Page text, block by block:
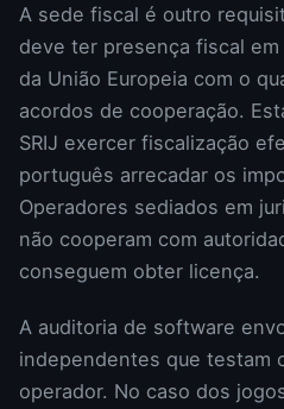
A sede fiscal é outro
deve ter presença fiscal
da União Europeia com o
acordos de cooperação.
SRIJ exercer fiscalização
português arrecadar os
Operadores sediados em
não cooperam com
conseguem obter licença.
A auditoria de software
independentes que testam
operador. No caso dos